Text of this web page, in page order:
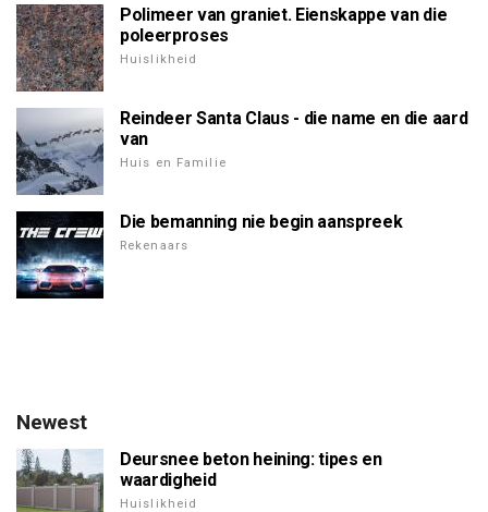
Polimeer van graniet. Eienskappe van die
poleerproses
Huislikheid
Reindeer Santa Claus - die name en die aard
van
Huis en Familie
Die bemanning nie begin aanspreek
Rekenaars
Newest
Deursnee beton heining: tipes en
waardigheid
Huislikheid